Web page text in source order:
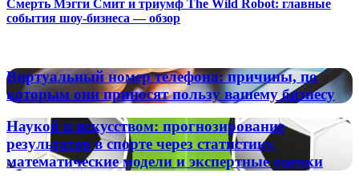
Смерть Мэгги Смит и триумф The Wild Robot: главные
события шоу-бизнеса — обзор
Виртуальный
номер
телефона:
причины,
по
которым
они
приносят
Виртуальный номер телефона: причины, по
которым они приносят пользу вашему бизнесу
Наукой
и
искусством:
прогнозирование
Наукой и искусством: прогнозирование
результатов в спорте через статистику,
математические модели и экспертные оценки